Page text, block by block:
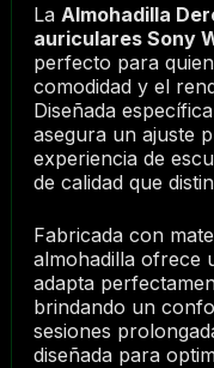
La Almohadilla
auriculares Sony
perfecto para
comodidad y el
Diseñada
asegura un ajuste
experiencia de
de calidad que
Fabricada con
almohadilla ofrece
adapta
brindando un
sesiones
diseñada para